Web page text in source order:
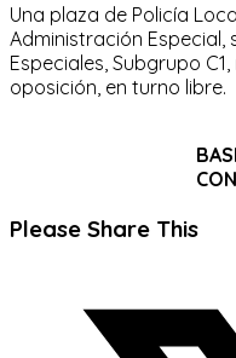
Una plaza de Policía
Administración Especial,
Especiales, Subgrupo
oposición, en turno libre.
Please Share This